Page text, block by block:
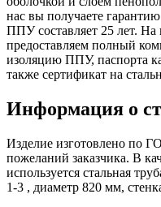
нас вы получаете
ППУ составляет 25 лет.
предоставляем полный
изоляцию ППУ, паспорта
также сертификат на
Информация о
Изделие изготовлено по
пожеланий заказчика. В
используется стальная
1-3 , диаметр 820 мм,